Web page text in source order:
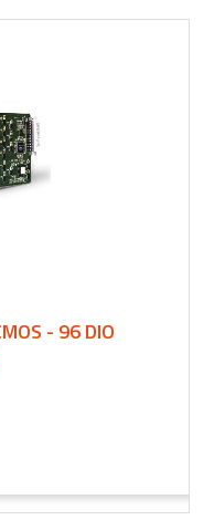
- 96 DIO